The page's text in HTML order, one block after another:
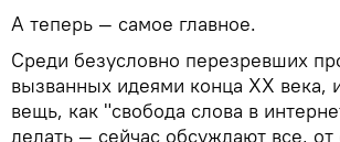
А теперь — самое главное.
Среди безусловно перезревших
вызванных идеями конца XX века,
вещь, как "свобода слова в
делать — сейчас обсуждают все,